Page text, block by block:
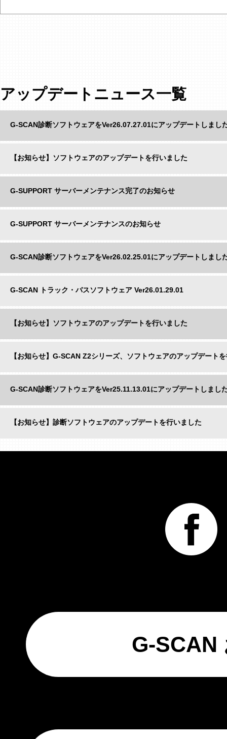
アップデートニュース一覧
G-SCAN診断ソフトウェアをVer26.07.27.01にアップデートしまし
【お知らせ】ソフトウェアのアップデートを行いました
G-SUPPORT サーバーメンテナンス完了のお知らせ
G-SUPPORT サーバーメンテナンスのお知らせ
G-SCAN診断ソフトウェアをVer26.02.25.01にアップデートしまし
G-SCAN トラック・バスソフトウェア Ver26.01.29.01
【お知らせ】ソフトウェアのアップデートを行いました
【お知らせ】G-SCAN Z2シリーズ、ソフトウェアのアップデート
G-SCAN診断ソフトウェアをVer25.11.13.01にアップデートしまし
【お知らせ】診断ソフトウェアのアップデートを行いました
G-SCAN